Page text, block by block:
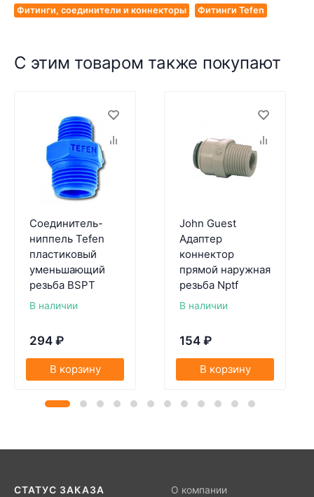
Фитинги, соединители и коннекторы Фитинги Tefen
С этим товаром также покупают
Соединитель-
ниппель Tefen
пластиковый
уменьшающий
резьба BSPT
В наличии
294 ₽
В корзину
John Guest
Адаптер
коннектор
прямой наружная
резьба Nptf
В наличии
154 ₽
В корзину
СТАТУС ЗАКАЗА О компании